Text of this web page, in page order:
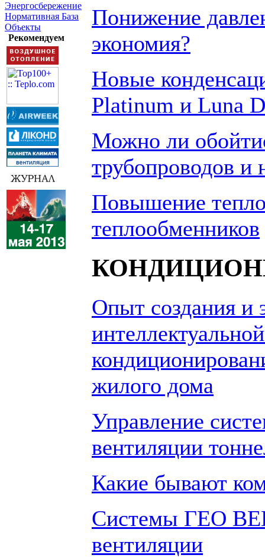
Энергосбережение
Нормативная База
Объекты
Рекомендуем
Понижение
экономия?
Новые
Platinum и Luna
Можно ли
трубопроводов и
Повышение
теплообменников
Опыт создания и
жилого дома
Управление
вентиляции
Какие бывают
Системы ГЕО
вентиляции